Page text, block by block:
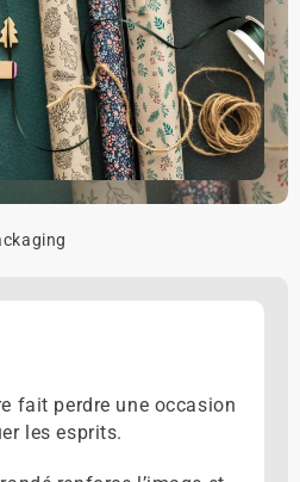
fait perdre une occasion
les esprits.